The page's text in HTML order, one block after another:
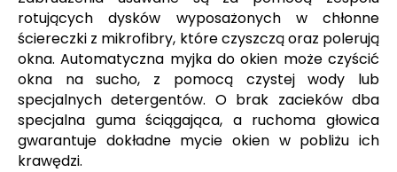
rotujących dysków wyposażonych w chłonne
ściereczki z mikrofibry, które czyszczą oraz polerują
okna. Automatyczna myjka do okien może czyścić
okna na sucho, z pomocą czystej wody lub
specjalnych detergentów. O brak zacieków dba
specjalna guma ściągająca, a ruchoma głowica
gwarantuje dokładne mycie okien w pobliżu ich
krawędzi.